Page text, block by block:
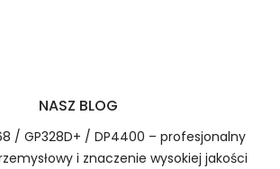
Baterie do Smartfonów i
BP-296?
NASZ BLOG
/ GP328D+ / DP4400 – profesjonalny
i znaczenie wysokiej jakości